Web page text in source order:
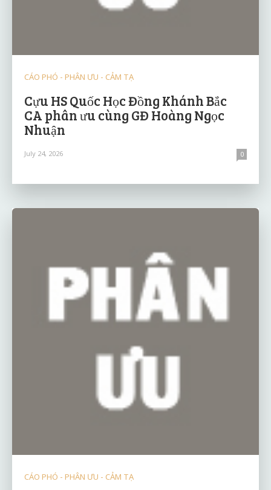
CÁO PHÓ - PHÂN ƯU - CẢM TẠ
Cựu HS Quốc Học Đồng Khánh Bắc
CA phân ưu cùng GĐ Hoàng Ngọc
Nhuận
July 24, 2026 0
CÁO PHÓ - PHÂN ƯU - CẢM TẠ